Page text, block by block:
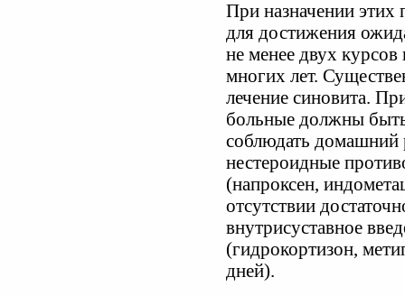
При назначении этих
для достижения
не менее двух курсов
многих лет.
лечение синовита.
больные должны
соблюдать
нестероидные
(напроксен,
отсутствии
внутрисуставное
(гидрокортизон,
дней).